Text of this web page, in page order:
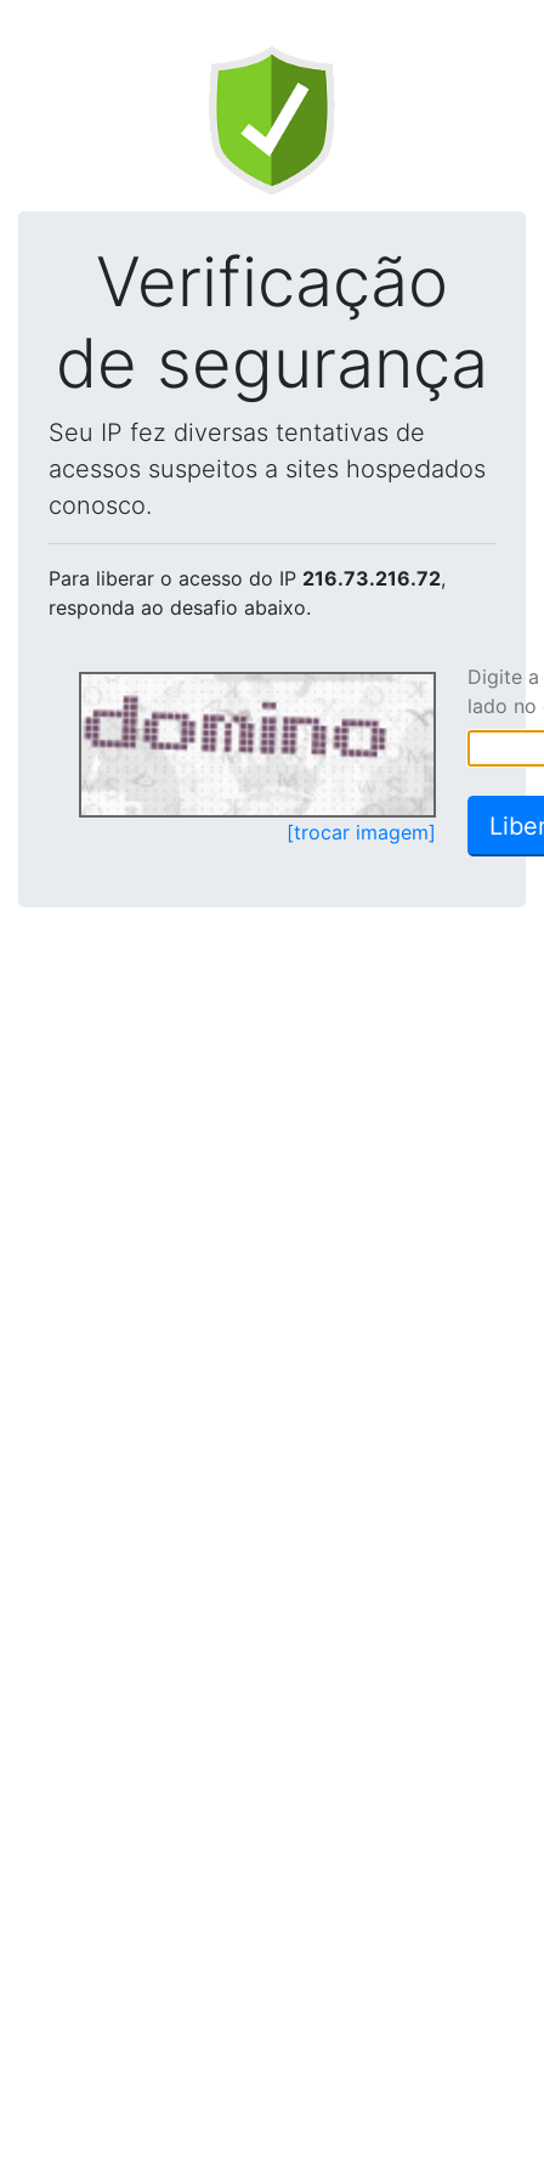
Verificação
de segurança
Seu IP fez diversas tentativas de
acessos suspeitos a sites hospedados
conosco.
Para liberar o acesso do IP 216.73.216.72,
responda ao desafio abaixo.
[trocar imagem]
Digite
lado no